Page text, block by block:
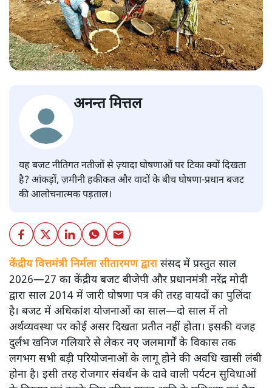
अनन्त मित्तल
यह बजट नीतिगत नतीजों से ज़्यादा घोषणाओं पर टिका क्यों दिखता
है? आंकड़ों, ज़मीनी हकीकत और वादों के बीच घोषणा-प्रधान बजट
की आलोचनात्मक पड़ताल।
केंद्रीय वित्तमंत्री निर्मला सीतारमण द्वारासंसद में प्रस्तुत साल
2026—27 का केंद्रीय बजट बीजेपी और प्रधानमंत्री नरेंद्र मोदी
द्वारा साल 2014 में जारी घोषणा पत्र की तरह वायदों का पुलिंदा
है। बजट में अधिकांश योजनाओं का साल—दो साल में तो
अर्थव्यवस्था पर कोई असर दिखता प्रतीत नहीं होता। इसकी वजह
दुर्लभ खनिज गलियारे से लेकर नए जलमार्गों के विकास तक
लगभग सभी बड़ी परियोजनाओं के लागू होने की अवधि खासी लंबी
होना है। इसी तरह रोजगार संवर्धन के दावे वाली पर्यटन सुविधाओं